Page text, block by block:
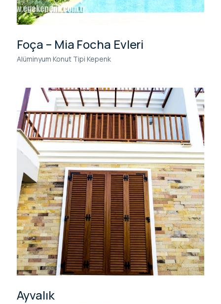
Foça – Mia Focha Evleri
Alüminyum Konut Tipi Kepenk
Ayvalık